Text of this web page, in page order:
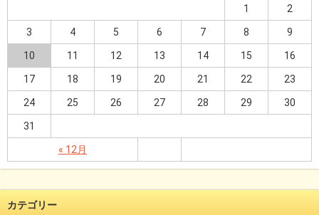
« 12月
1 2
3 4 5 6 7 8 9
10 11 12 13 14 15 16
17 18 19 20 21 22 23
24 25 26 27 28 29 30
31
カテゴリー